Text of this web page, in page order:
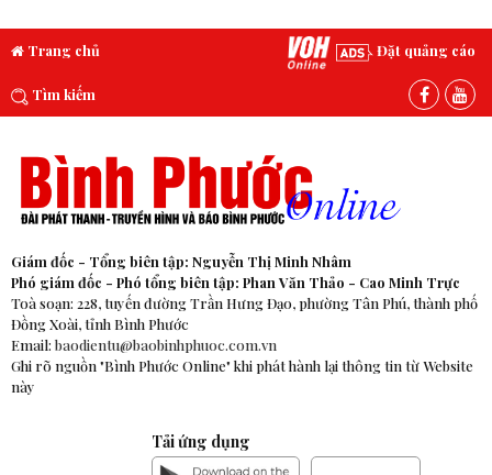
Trang chủ Đặt quảng cáo
Tìm kiếm
Giám đốc - Tổng biên tập: Nguyễn Thị Minh Nhâm
Phó giám đốc - Phó tổng biên tập: Phan Văn Thảo - Cao Minh Trực
Toà soạn: 228, tuyến đường Trần Hưng Đạo, phường Tân Phú, thành phố
Đồng Xoài, tỉnh Bình Phước
Email: baodientu@baobinhphuoc.com.vn
Ghi rõ nguồn "Bình Phước Online" khi phát hành lại thông tin từ Website
này
Tải ứng dụng